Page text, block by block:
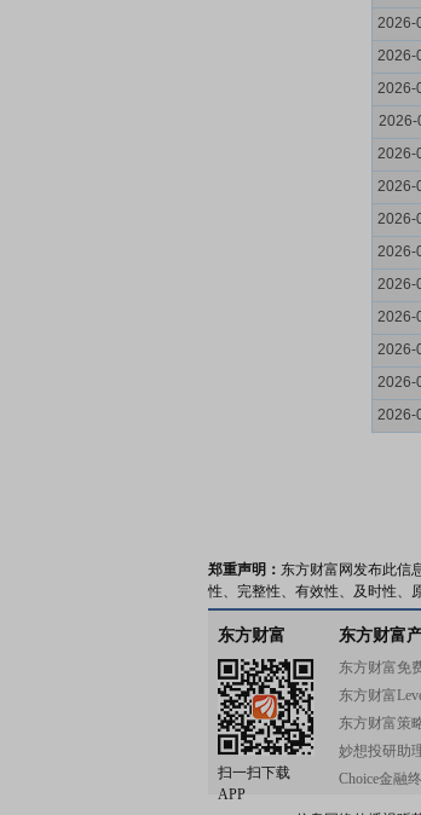
2026-
2026-
2026-
2026-
2026-
2026-
2026-
2026-
2026-
2026-
2026-
2026-
2026-
郑重声明： 东方财富网发布此信
性、完整性、有效性、及时性、
东方财富
扫一扫下载
APP
东方财富
东方财富免
东方财富
东方财富策
妙想投研助
Choice金融